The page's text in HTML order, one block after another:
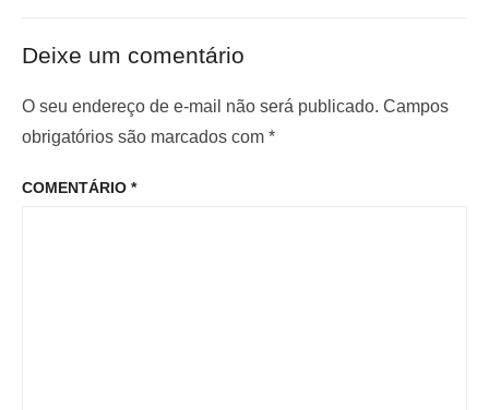
o
e
P
o
i
o
:
m
o
o
Deixe um comentário
O seu endereço de e-mail não será publicado. Campos
obrigatórios são marcados com *
COMENTÁRIO *